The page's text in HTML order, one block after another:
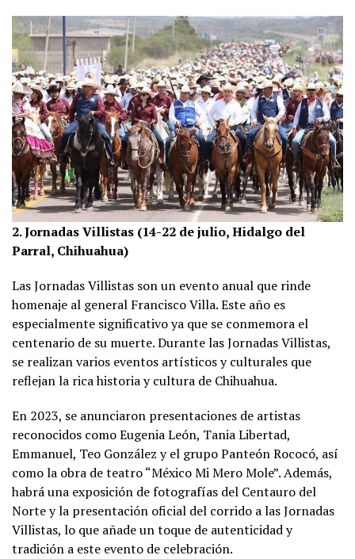
2. Jornadas Villistas (14-22 de julio, Hidalgo del
Parral, Chihuahua)
Las Jornadas Villistas son un evento anual que rinde
homenaje al general Francisco Villa. Este año es
especialmente significativo ya que se conmemora el
centenario de su muerte. Durante las Jornadas Villistas,
se realizan varios eventos artísticos y culturales que
reflejan la rica historia y cultura de Chihuahua.
En 2023, se anunciaron presentaciones de artistas
reconocidos como Eugenia León, Tania Libertad,
Emmanuel, Teo González y el grupo Panteón Rococó, así
como la obra de teatro “México Mi Mero Mole”. Además,
habrá una exposición de fotografías del Centauro del
Norte y la presentación oficial del corrido a las Jornadas
Villistas, lo que añade un toque de autenticidad y
tradición a este evento de celebración​​.